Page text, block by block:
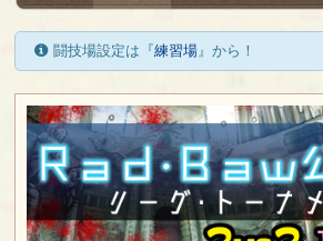
闘技場設定は『練習場』から！